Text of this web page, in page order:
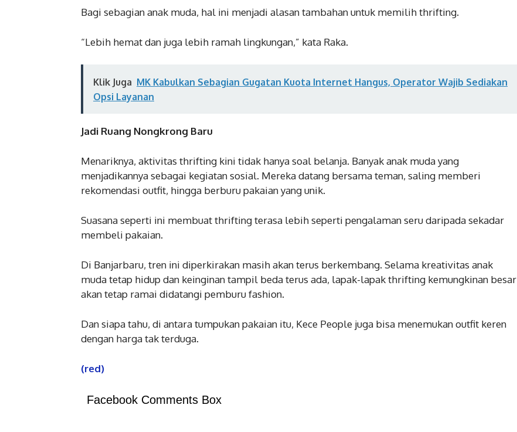
Bagi sebagian anak muda, hal ini menjadi alasan tambahan untuk memilih thrifting.
“Lebih hemat dan juga lebih ramah lingkungan,” kata Raka.
Klik Juga MK Kabulkan Sebagian Gugatan Kuota Internet Hangus, Operator Wajib Sediakan
Opsi Layanan
Jadi Ruang Nongkrong Baru
Menariknya, aktivitas thrifting kini tidak hanya soal belanja. Banyak anak muda yang
menjadikannya sebagai kegiatan sosial. Mereka datang bersama teman, saling memberi
rekomendasi outfit, hingga berburu pakaian yang unik.
Suasana seperti ini membuat thrifting terasa lebih seperti pengalaman seru daripada sekadar
membeli pakaian.
Di Banjarbaru, tren ini diperkirakan masih akan terus berkembang. Selama kreativitas anak
muda tetap hidup dan keinginan tampil beda terus ada, lapak-lapak thrifting kemungkinan besar
akan tetap ramai didatangi pemburu fashion.
Dan siapa tahu, di antara tumpukan pakaian itu, Kece People juga bisa menemukan outfit keren
dengan harga tak terduga.
(red)
Facebook Comments Box